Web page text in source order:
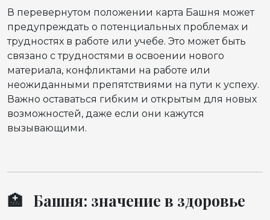
В перевернутом положении карта Башня может
предупреждать о потенциальных проблемах и
трудностях в работе или учебе. Это может быть
связано с трудностями в освоении нового
материала, конфликтами на работе или
неожиданными препятствиями на пути к успеху.
Важно оставаться гибким и открытым для новых
возможностей, даже если они кажутся
вызывающими.
🏥 Башня: значение в здоровье